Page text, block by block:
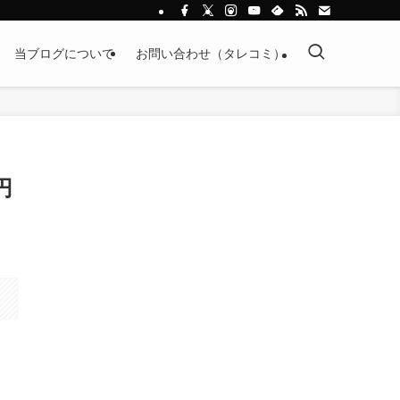
当ブログについて お問い合わせ（タレコミ）